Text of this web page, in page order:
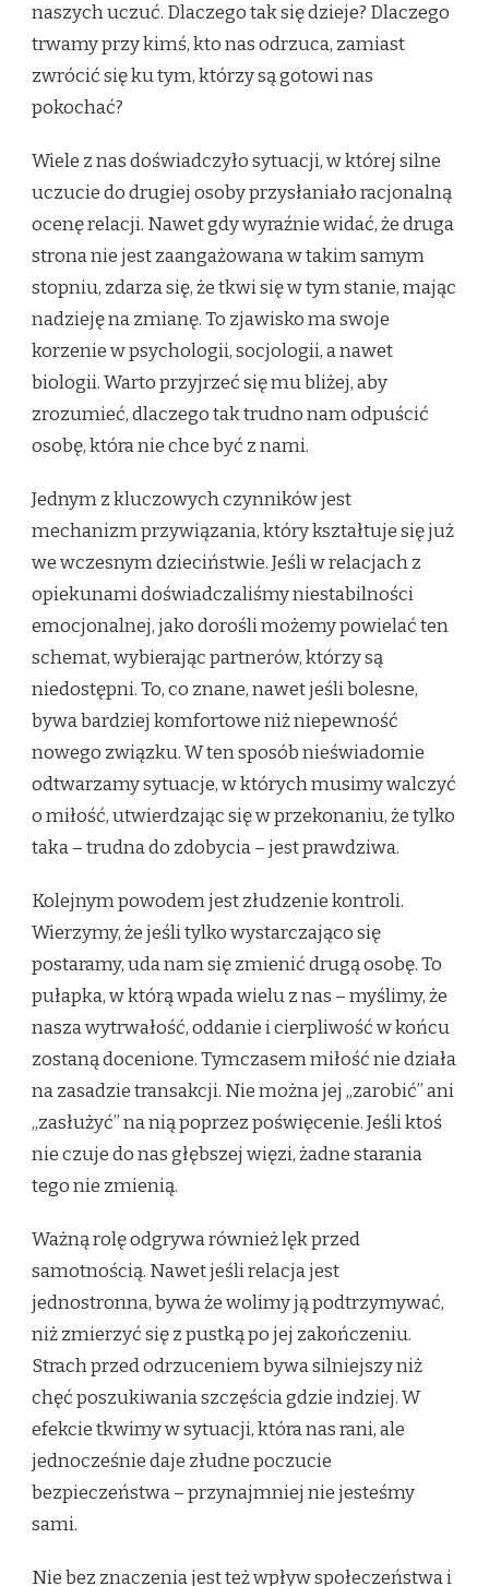
naszych uczuć. Dlaczego tak się dzieje? Dlaczego
trwamy przy kimś, kto nas odrzuca, zamiast
zwrócić się ku tym, którzy są gotowi nas
pokochać?
Wiele z nas doświadczyło sytuacji, w której silne
uczucie do drugiej osoby przysłaniało racjonalną
ocenę relacji. Nawet gdy wyraźnie widać, że druga
strona nie jest zaangażowana w takim samym
stopniu, zdarza się, że tkwi się w tym stanie, mając
nadzieję na zmianę. To zjawisko ma swoje
korzenie w psychologii, socjologii, a nawet
biologii. Warto przyjrzeć się mu bliżej, aby
zrozumieć, dlaczego tak trudno nam odpuścić
osobę, która nie chce być z nami.
Jednym z kluczowych czynników jest
mechanizm przywiązania, który kształtuje się już
we wczesnym dzieciństwie. Jeśli w relacjach z
opiekunami doświadczaliśmy niestabilności
emocjonalnej, jako dorośli możemy powielać ten
schemat, wybierając partnerów, którzy są
niedostępni. To, co znane, nawet jeśli bolesne,
bywa bardziej komfortowe niż niepewność
nowego związku. W ten sposób nieświadomie
odtwarzamy sytuacje, w których musimy walczyć
o miłość, utwierdzając się w przekonaniu, że tylko
taka – trudna do zdobycia – jest prawdziwa.
Kolejnym powodem jest złudzenie kontroli.
Wierzymy, że jeśli tylko wystarczająco się
postaramy, uda nam się zmienić drugą osobę. To
pułapka, w którą wpada wielu z nas – myślimy, że
nasza wytrwałość, oddanie i cierpliwość w końcu
zostaną docenione. Tymczasem miłość nie działa
na zasadzie transakcji. Nie można jej „zarobić” ani
„zasłużyć” na nią poprzez poświęcenie. Jeśli ktoś
nie czuje do nas głębszej więzi, żadne starania
tego nie zmienią.
Ważną rolę odgrywa również lęk przed
samotnością. Nawet jeśli relacja jest
jednostronna, bywa że wolimy ją podtrzymywać,
niż zmierzyć się z pustką po jej zakończeniu.
Strach przed odrzuceniem bywa silniejszy niż
chęć poszukiwania szczęścia gdzie indziej. W
efekcie tkwimy w sytuacji, która nas rani, ale
jednocześnie daje złudne poczucie
bezpieczeństwa – przynajmniej nie jesteśmy
sami.
Nie bez znaczenia jest też wpływ społeczeństwa i